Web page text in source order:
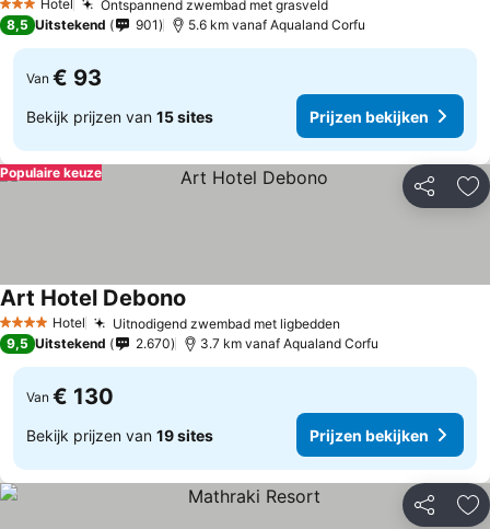
3 SterrenHotel Ontspannend zwembad met grasveld
8,5 Uitstekend 901 5.6 km vanaf Aqualand Corfu
Van € 93
Bekijk prijzen van 15 sites Prijzen bekijken
Delen
Populaire keuze
4 SterrenHotel Uitnodigend zwembad met ligbedden
Art Hotel Debono
9,5 Uitstekend 2.670 3.7 km vanaf Aqualand Corfu
Van € 130
Bekijk prijzen van 19 sites Prijzen bekijken
Delen